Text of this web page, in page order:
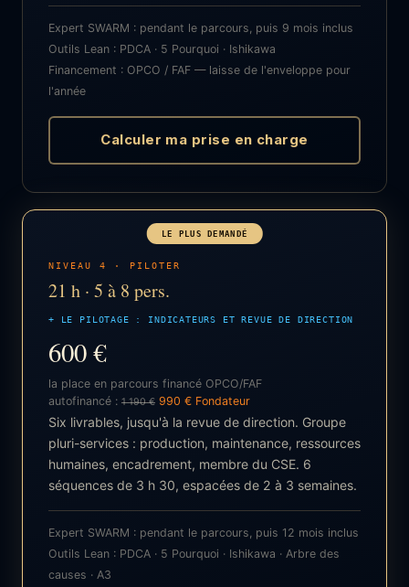
Expert SWARM : pendant le parcours, puis 9 mois inclus
Outils Lean : PDCA · 5 Pourquoi · Ishikawa
Financement : OPCO / FAF — laisse de l'enveloppe pour
l'année
Calculer ma prise en charge
LE PLUS DEMANDÉ
NIVEAU 4 · PILOTER
21 h · 5 à 8 pers.
+ LE PILOTAGE : INDICATEURS ET REVUE DE DIRECTION
600 €
la place en parcours financé OPCO/FAF
autofinancé : 1 190 € 990 € Fondateur
Six livrables, jusqu'à la revue de direction. Groupe
pluri-services : production, maintenance, ressources
humaines, encadrement, membre du CSE. 6
séquences de 3 h 30, espacées de 2 à 3 semaines.
Expert SWARM : pendant le parcours, puis 12 mois inclus
Outils Lean : PDCA · 5 Pourquoi · Ishikawa · Arbre des
causes · A3